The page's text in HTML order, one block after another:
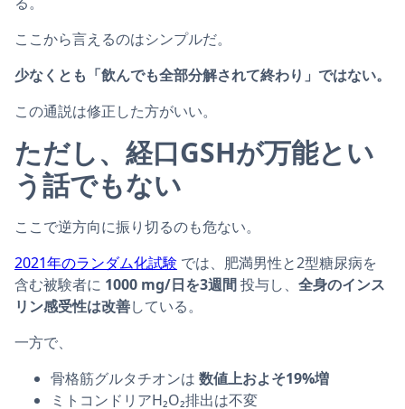
ここから言えるのはシンプルだ。
少なくとも「飲んでも全部分解されて終わり」ではない。
この通説は修正した方がいい。
ただし、経口GSHが万能とい
う話でもない
ここで逆方向に振り切るのも危ない。
2021年のランダム化試験 では、肥満男性と2型糖尿病を
含む被験者に 1000 mg/日を3週間投与し、 全身のインス
リン感受性は改善している。
一方で、
骨格筋グルタチオンは 数値上およそ19%増
ミトコンドリアH₂O₂排出は不変